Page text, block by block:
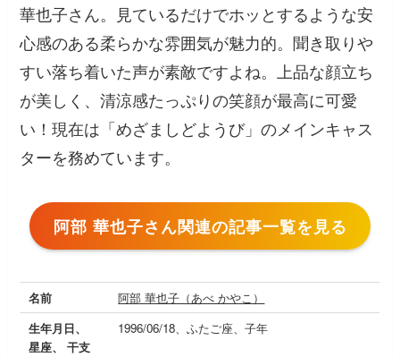
華也子さん。見ているだけでホッとするような安
心感のある柔らかな雰囲気が魅力的。聞き取りや
すい落ち着いた声が素敵ですよね。上品な顔立ち
が美しく、清涼感たっぷりの笑顔が最高に可愛
い！現在は「めざましどようび」のメインキャス
ターを務めています。
阿部 華也子さん関連の記事一覧を見る
名前
阿部 華也子（あべ かやこ）
生年月日、
星座、 干支
1996/06/18、ふたご座、子年